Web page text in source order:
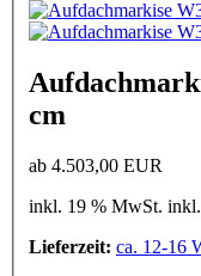
cm
ab 4.503,00 EUR
inkl. 19 % MwSt. inkl.
Lieferzeit: ca. 12-16